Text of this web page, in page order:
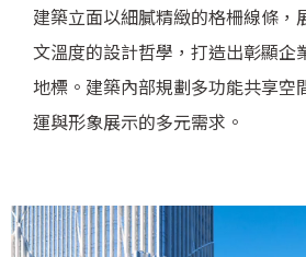
建築立面以細膩精緻的格柵線條，
文溫度的設計哲學，打造出彰顯企
地標。建築內部規劃多功能共享空
運與形象展示的多元需求。